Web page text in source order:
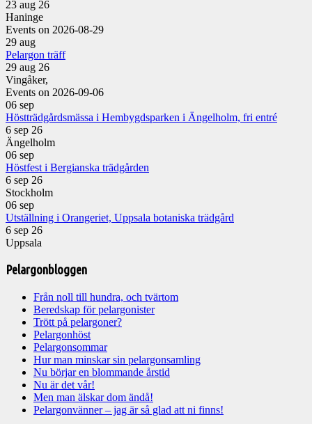
23 aug 26
Haninge
Events on 2026-08-29
29 aug
Pelargon träff
29 aug 26
Vingåker,
Events on 2026-09-06
06 sep
Höstträdgårdsmässa i Hembygdsparken i Ängelholm, fri entré
6 sep 26
Ängelholm
06 sep
Höstfest i Bergianska trädgården
6 sep 26
Stockholm
06 sep
Utställning i Orangeriet, Uppsala botaniska trädgård
6 sep 26
Uppsala
Pelargonbloggen
Från noll till hundra, och tvärtom
Beredskap för pelargonister
Trött på pelargoner?
Pelargonhöst
Pelargonsommar
Hur man minskar sin pelargonsamling
Nu börjar en blommande årstid
Nu är det vår!
Men man älskar dom ändå!
Pelargonvänner – jag är så glad att ni finns!